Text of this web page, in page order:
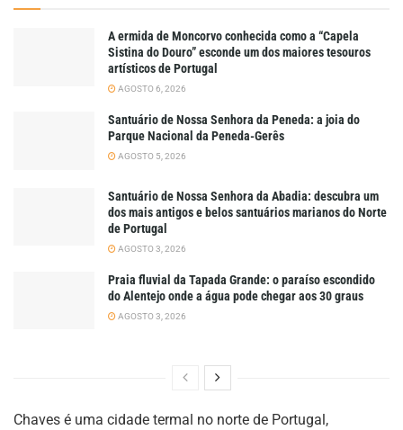
A ermida de Moncorvo conhecida como a “Capela
Sistina do Douro” esconde um dos maiores tesouros
artísticos de Portugal
AGOSTO 6, 2026
Santuário de Nossa Senhora da Peneda: a joia do
Parque Nacional da Peneda-Gerês
AGOSTO 5, 2026
Santuário de Nossa Senhora da Abadia: descubra um
dos mais antigos e belos santuários marianos do Norte
de Portugal
AGOSTO 3, 2026
Praia fluvial da Tapada Grande: o paraíso escondido
do Alentejo onde a água pode chegar aos 30 graus
AGOSTO 3, 2026
Chaves é uma cidade termal no norte de Portugal,